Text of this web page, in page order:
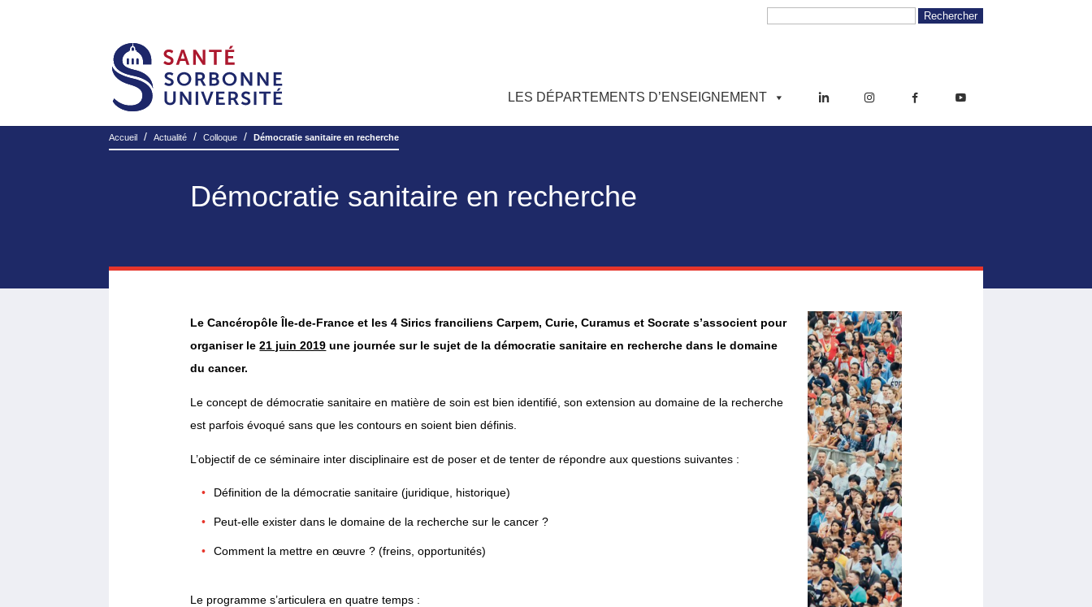
LES DÉPARTEMENTS D’ENSEIGNEMENT
Accueil /Actualité /Colloque /Démocratie sanitaire en recherche
Démocratie sanitaire en recherche
Le Cancéropôle Île-de-France et les 4 Sirics franciliens Carpem, Curie, Curamus et Socrate s’associent pour
organiser le21 juin 2019 une journée sur le sujet de la démocratie sanitaire en recherche dans le domaine
du cancer.
Le concept de démocratie sanitaire en matière de soin est bien identifié, son extension au domaine de la recherche
est parfois évoqué sans que les contours en soient bien définis.
L’objectif de ce séminaire inter disciplinaire est de poser et de tenter de répondre aux questions suivantes :
Définition de la démocratie sanitaire (juridique, historique)
Peut-elle exister dans le domaine de la recherche sur le cancer ?
Comment la mettre en œuvre ? (freins, opportunités)
Le programme s’articulera en quatre temps :